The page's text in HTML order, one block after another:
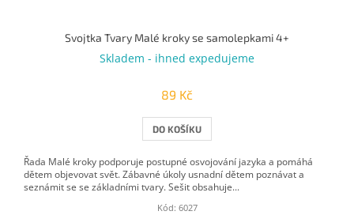
Svojtka Tvary Malé kroky se samolepkami 4+
Skladem - ihned expedujeme
89 Kč
DO KOŠÍKU
Řada Malé kroky podporuje postupné osvojování jazyka a pomáhá
dětem objevovat svět. Zábavné úkoly usnadní dětem poznávat a
seznámit se se základními tvary. Sešit obsahuje...
Kód: 6027